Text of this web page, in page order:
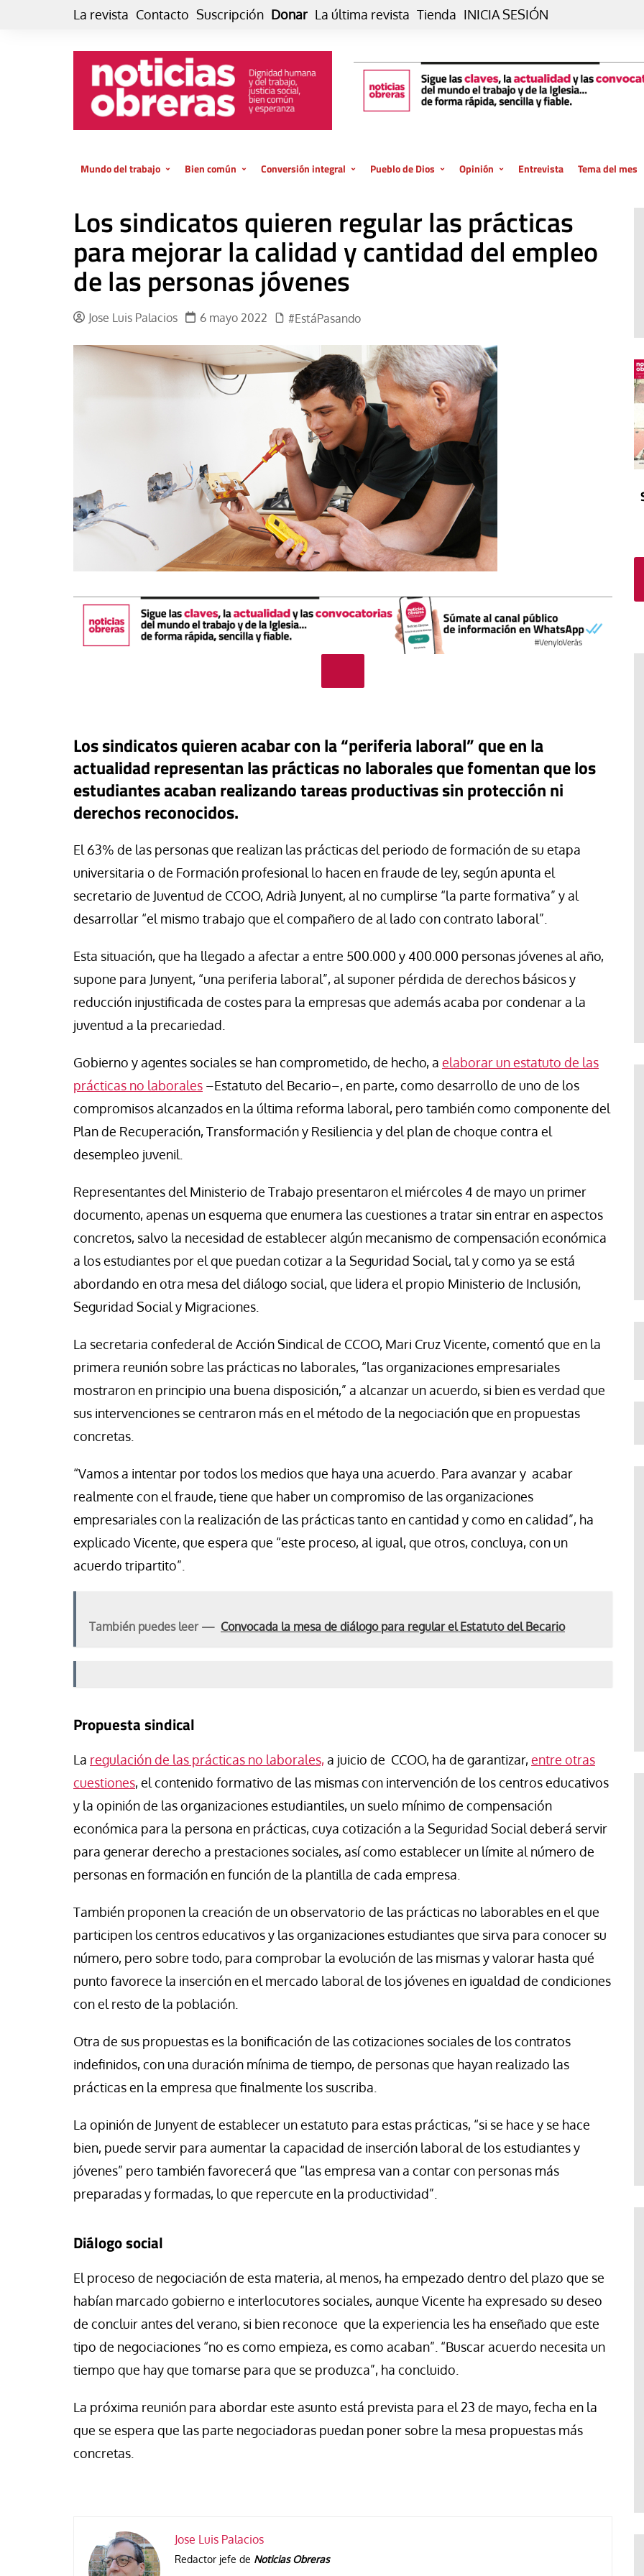
La revista Contacto Suscripción Donar La última revista Tienda INICIA SESIÓN
Mundo del trabajo
El trabajo es para la vida
GlobalizAcción
INFOR. Boletín informativo del
MMTC
Laboral
El amor en el mundo
Bien común
Economía
Conversión integral
de vida… es posible
El cuidado de la creación
Experiencia
Cultura
Libro
Dos minutos
Aplicaciones
Poesía
Relato
Pueblo de Dios
La oración de cada día
Vaticano
In memoriam
Opinión
Blog De paso…
Blog Eutopía
Tribuna
Blog Sembrando sueños,
recogiendo humanidad
Blog Mensajes guardados
La columna
Entrevista Tema del mes
Los sindicatos quieren regular las prácticas
para mejorar la calidad y cantidad del empleo
de las personas jóvenes
Jose Luis Palacios 6 mayo 2022 #EstáPasando
Los sindicatos quieren acabar con la “periferia laboral” que en la
actualidad representan las prácticas no laborales que fomentan que los
estudiantes acaban realizando tareas productivas sin protección ni
derechos reconocidos.
El 63% de las personas que realizan las prácticas del periodo de formación de su etapa
universitaria o de Formación profesional lo hacen en fraude de ley, según apunta el
secretario de Juventud de CCOO, Adrià Junyent, al no cumplirse “la parte formativa” y al
desarrollar “el mismo trabajo que el compañero de al lado con contrato laboral”.
Esta situación, que ha llegado a afectar a entre 500.000 y 400.000 personas jóvenes al año,
supone para Junyent, “una periferia laboral”, al suponer pérdida de derechos básicos y
reducción injustificada de costes para la empresas que además acaba por condenar a la
juventud a la precariedad.
Gobierno y agentes sociales se han comprometido, de hecho, a elaborar un estatuto de las
prácticas no laborales –Estatuto del Becario–, en parte, como desarrollo de uno de los
compromisos alcanzados en la última reforma laboral, pero también como componente del
Plan de Recuperación, Transformación y Resiliencia y del plan de choque contra el
desempleo juvenil.
Representantes del Ministerio de Trabajo presentaron el miércoles 4 de mayo un primer
documento, apenas un esquema que enumera las cuestiones a tratar sin entrar en aspectos
concretos, salvo la necesidad de establecer algún mecanismo de compensación económica
a los estudiantes por el que puedan cotizar a la Seguridad Social, tal y como ya se está
abordando en otra mesa del diálogo social, que lidera el propio Ministerio de Inclusión,
Seguridad Social y Migraciones.
La secretaria confederal de Acción Sindical de CCOO, Mari Cruz Vicente, comentó que en la
primera reunión sobre las prácticas no laborales, “las organizaciones empresariales
mostraron en principio una buena disposición,” a alcanzar un acuerdo, si bien es verdad que
sus intervenciones se centraron más en el método de la negociación que en propuestas
concretas.
“Vamos a intentar por todos los medios que haya una acuerdo. Para avanzar y acabar
realmente con el fraude, tiene que haber un compromiso de las organizaciones
empresariales con la realización de las prácticas tanto en cantidad y como en calidad”, ha
explicado Vicente, que espera que “este proceso, al igual, que otros, concluya, con un
acuerdo tripartito”.
También puedes leer — Convocada la mesa de diálogo para regular el Estatuto del Becario
Propuesta sindical
La regulación de las prácticas no laborales,a juicio de CCOO, ha de garantizar,entre otras
cuestiones, el contenido formativo de las mismas con intervención de los centros educativos
y la opinión de las organizaciones estudiantiles, un suelo mínimo de compensación
económica para la persona en prácticas, cuya cotización a la Seguridad Social deberá servir
para generar derecho a prestaciones sociales, así como establecer un límite al número de
personas en formación en función de la plantilla de cada empresa.
También proponen la creación de un observatorio de las prácticas no laborables en el que
participen los centros educativos y las organizaciones estudiantes que sirva para conocer su
número, pero sobre todo, para comprobar la evolución de las mismas y valorar hasta qué
punto favorece la inserción en el mercado laboral de los jóvenes en igualdad de condiciones
con el resto de la población.
Otra de sus propuestas es la bonificación de las cotizaciones sociales de los contratos
indefinidos, con una duración mínima de tiempo, de personas que hayan realizado las
prácticas en la empresa que finalmente los suscriba.
La opinión de Junyent de establecer un estatuto para estas prácticas, “si se hace y se hace
bien, puede servir para aumentar la capacidad de inserción laboral de los estudiantes y
jóvenes” pero también favorecerá que “las empresa van a contar con personas más
preparadas y formadas, lo que repercute en la productividad”.
Diálogo social
El proceso de negociación de esta materia, al menos, ha empezado dentro del plazo que se
habían marcado gobierno e interlocutores sociales, aunque Vicente ha expresado su deseo
de concluir antes del verano, si bien reconoce que la experiencia les ha enseñado que este
tipo de negociaciones “no es como empieza, es como acaban”. “Buscar acuerdo necesita un
tiempo que hay que tomarse para que se produzca”, ha concluido.
La próxima reunión para abordar este asunto está prevista para el 23 de mayo, fecha en la
que se espera que las parte negociadoras puedan poner sobre la mesa propuestas más
concretas.
Jose Luis Palacios
Redactor jefe de Noticias Obreras
una pieza más en el
para el iliberalismo que Tribuna
La otra orilla
José Luis Iglesias
#EstáPasando
Movimientos populares y
sindicatos de Argentina marchan
“paz, pan, tierra, techo y trabajo”
Jose Luis Palacios